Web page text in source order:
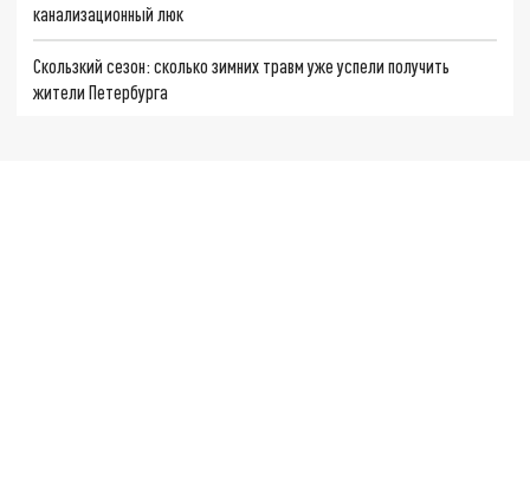
канализационный люк
Скользкий сезон: сколько зимних травм уже успели получить
жители Петербурга